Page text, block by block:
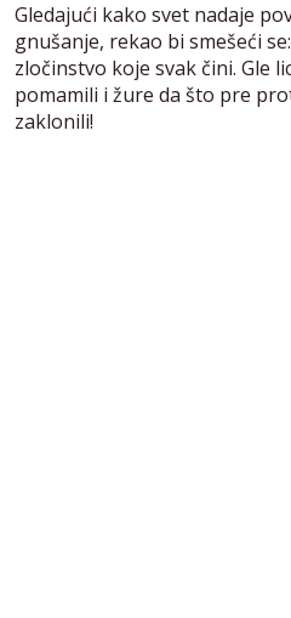
Gledajući kako svet nadaje
gnušanje, rekao bi smešeći
zločinstvo koje svak čini. Gle
pomamili i žure da što pre
zaklonili!